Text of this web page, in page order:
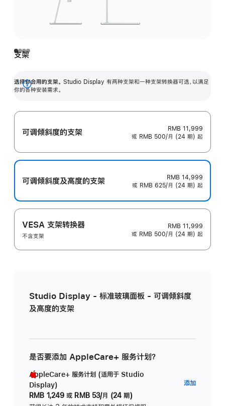
支架
选择你合用的支架。 Studio Display 有两种支架和一种支架转换器可选，以满足
你的各种安装需求。
展
可调倾斜度的支架
RMB 11,999
或 RMB 500/月 (24 期) 起
可调倾斜度及高‍度的支‍架
RMB 14,999
或 RMB 625/月 (24 期) 起
VESA 支架转换器
不含支架
RMB 11,999
或 RMB 500/月 (24 期) 起
Studio Display - 标准玻璃面板 - 可调倾斜度
及高度的支架
是否要添加 AppleCare+ 服务计划？
AppleCare+ 服务计划 (适用于 Studio
Display)
RMB 1,249 或 RMB 53/月 (24 期)
添加